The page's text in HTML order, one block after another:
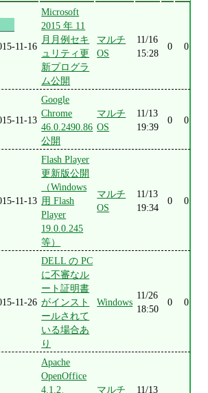
11-16
Microsoft
2015 年 11
月月例セキ
ュリティ更
新プログラ
ム公開
マルチ
OS
11/16
15:28
0 0
11-13
Google
Chrome
46.0.2490.86
公開
マルチ
OS
11/13
19:39
0 0
11-13
Flash Player
更新版公開
（Windows
用 Flash
Player
19.0.0.245
等）
マルチ
OS
11/13
19:34
0 0
11-26
DELL の PC
に不審なル
ート証明書
がインスト
ールされて
いる場合あ
り
Windows
11/26
18:50
0 0
Apache
OpenOffice
4.1.2、
マルチ 11/13